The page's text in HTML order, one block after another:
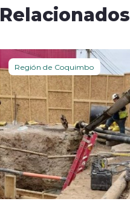
Relacionados
Región de Coquimbo